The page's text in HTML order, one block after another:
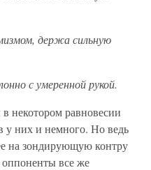
держа сильную
с умеренной рукой.
некотором равновесии
у них и немного. Но ведь
на зондирующую контру
все же